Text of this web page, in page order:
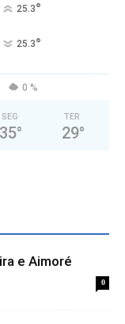
25.3°
25.3°
0 %
SEG
35°
TER
29°
e Aimoré
0